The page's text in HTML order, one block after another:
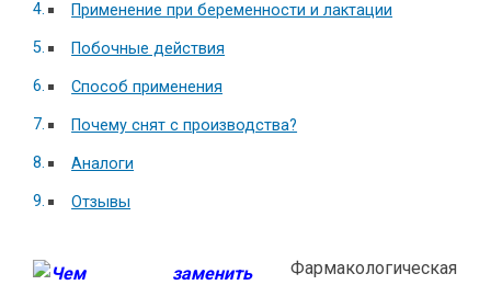
Применение при беременности и лактации
Побочные действия
Способ применения
Почему снят с производства?
Аналоги
Отзывы
Фармакологическая